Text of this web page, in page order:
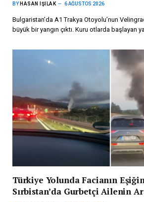
BY HASAN IŞILAK 6 AĞUSTOS 2026
Bulgaristan’da A1 Trakya Otoyolu’nun
büyük bir yangın çıktı. Kuru otlarda başlayan
Türkiye Yolunda Facianın
Sırbistan’da Gurbetçi Ailenin